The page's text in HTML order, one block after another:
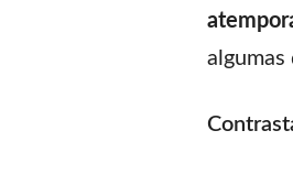
algumas